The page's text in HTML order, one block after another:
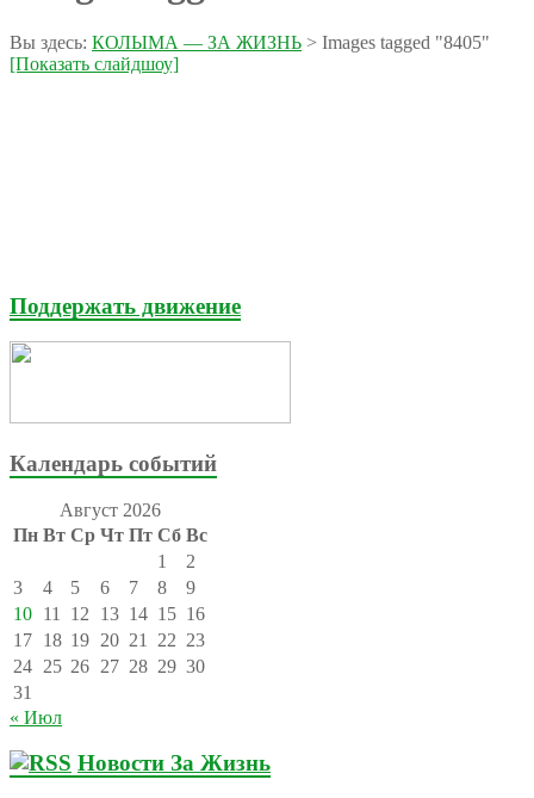
Вы здесь: КОЛЫМА — ЗА ЖИЗНЬ > Images tagged "8405"
[Показать слайдшоу]
Поддержать движение
Календарь событий
Август 2026
Пн Вт Ср Чт Пт Сб Вс
1
2
3
4 5 6 7 8
9
10 11 12 13 14 15 16
17 18 19 20 21 22 23
24 25 26 27 28 29 30
31
« Июл
Новости За Жизнь